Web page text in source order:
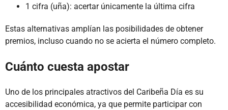
1 cifra (uña): acertar únicamente la última cifra
Estas alternativas amplían las posibilidades de obtener
premios, incluso cuando no se acierta el número completo.
Cuánto cuesta apostar
Uno de los principales atractivos del Caribeña Día es su
accesibilidad económica, ya que permite participar con